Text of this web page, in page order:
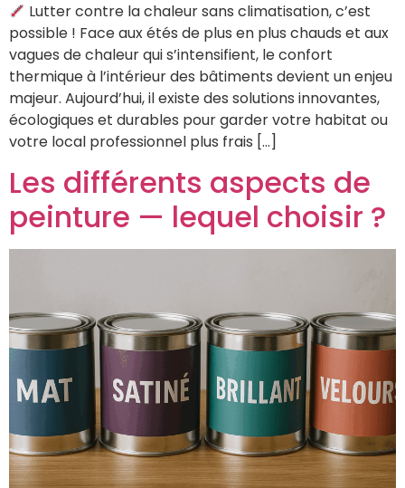
Lutter contre la chaleur sans climatisation, c’est
possible ! Face aux étés de plus en plus chauds et aux
vagues de chaleur qui s’intensifient, le confort
thermique à l’intérieur des bâtiments devient un enjeu
majeur. Aujourd’hui, il existe des solutions innovantes,
écologiques et durables pour garder votre habitat ou
votre local professionnel plus frais […]
Les différents aspects de
peinture — lequel choisir ?